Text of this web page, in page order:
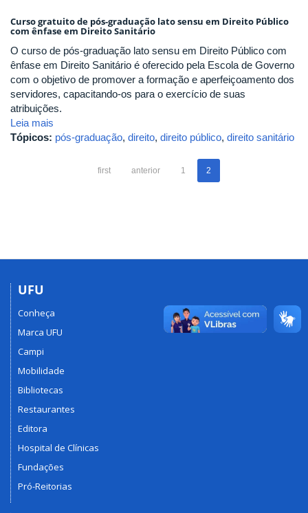
Curso gratuito de pós-graduação lato sensu em Direito Público
com ênfase em Direito Sanitário
O curso de pós-graduação lato sensu em Direito Público com
ênfase em Direito Sanitário é oferecido pela Escola de Governo
com o objetivo de promover a formação e aperfeiçoamento dos
servidores, capacitando-os para o exercício de suas
atribuições.
Leia mais
Tópicos: pós-graduação, direito, direito público, direito sanitário
first anterior 1 2
UFU
Conheça
Marca UFU
Campi
Mobilidade
Bibliotecas
Restaurantes
Editora
Hospital de Clínicas
Fundações
Pró-Reitorias